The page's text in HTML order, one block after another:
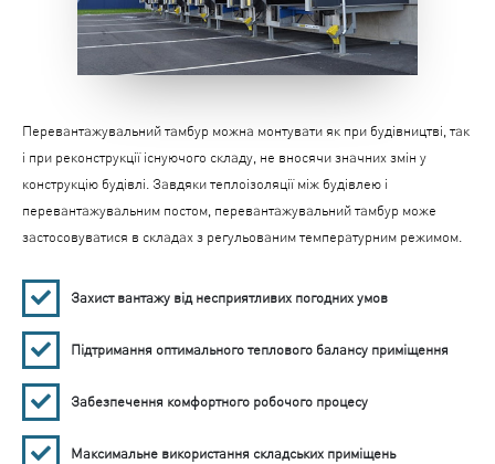
Перевантажувальний тамбур можна монтувати як при будівництві, так
і при реконструкції існуючого складу, не вносячи значних змін у
конструкцію будівлі. Завдяки теплоізоляції між будівлею і
перевантажувальним постом, перевантажувальний тамбур може
застосовуватися в складах з регульованим температурним режимом.
Захист вантажу від несприятливих погодних умов
Підтримання оптимального теплового балансу приміщення
Забезпечення комфортного робочого процесу
Максимальне використання складських приміщень